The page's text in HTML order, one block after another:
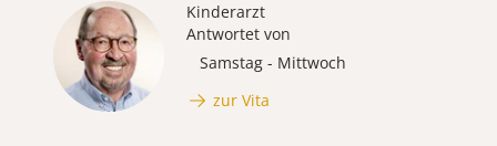
Kinderarzt
Antwortet von
Samstag - Mittwoch
zur Vita